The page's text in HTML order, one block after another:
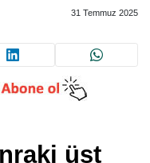
31 Temmuz 2025
üst